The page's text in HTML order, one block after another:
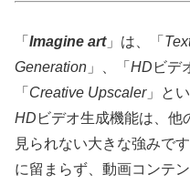
「 Imagine art」は、「
Generation 」、「 HD ビデ
「 Creative Upscaler」と
HD ビデオ生成機能は、他
見られない大きな強みで
に留まらず、動画コンテ